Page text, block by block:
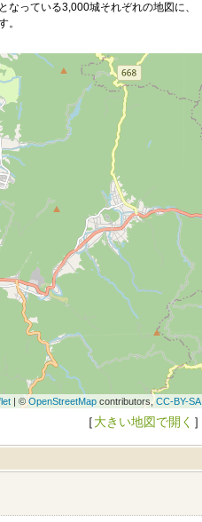
なっている3,000城それぞれの地図に、
。
| ©OpenStreetMapcontributors, CC-BY-SA
［大きい地図で開く ］